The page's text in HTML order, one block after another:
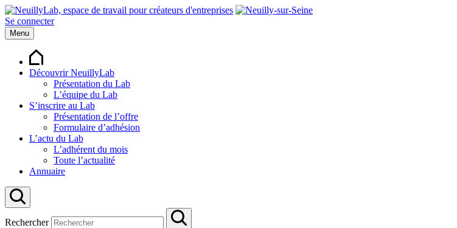
Se connecter
Menu
Découvrir NeuillyLab
Présentation du Lab
L’équipe du Lab
S’inscrire au Lab
Présentation de l’offre
Formulaire d’adhésion
L’actu du Lab
L’adhérent du mois
Toute l’actualité
Annuaire
Rechercher